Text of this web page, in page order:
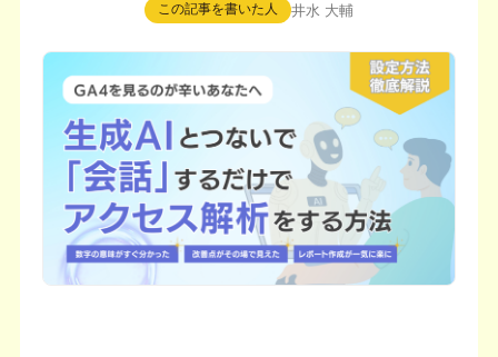
この記事を書いた人 井水 大輔